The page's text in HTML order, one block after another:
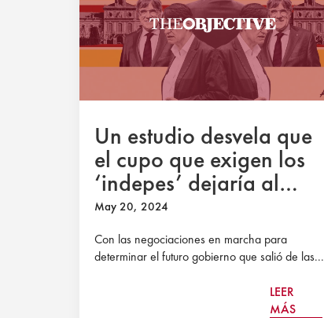
Un estudio desvela que
el cupo que exigen los
‘indepes’ dejaría al
Estado sin dinero
suficiente
May 20, 2024
Con las negociaciones en marcha para
determinar el futuro gobierno que salió de las...
LEER
MÁS